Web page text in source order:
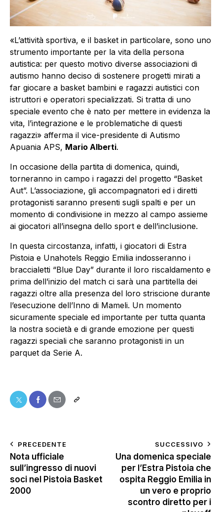
«L’attività sportiva, e il basket in particolare, sono uno
strumento importante per la vita della persona
autistica: per questo motivo diverse associazioni di
autismo hanno deciso di sostenere progetti mirati a
far giocare a basket bambini e ragazzi autistici con
istruttori e operatori specializzati. Si tratta di uno
speciale evento che è nato per mettere in evidenza la
vita, l’integrazione e le problematiche di questi
ragazzi» afferma il vice-presidente di Autismo
Apuania APS, Mario Alberti.
In occasione della partita di domenica, quindi,
torneranno in campo i ragazzi del progetto “Basket
Aut”. L’associazione, gli accompagnatori ed i diretti
protagonisti saranno presenti sugli spalti e per un
momento di condivisione in mezzo al campo assieme
ai giocatori all’insegna dello sport e dell’inclusione.
In questa circostanza, infatti, i giocatori di Estra
Pistoia e Unahotels Reggio Emilia indosseranno i
braccialetti “Blue Day” durante il loro riscaldamento e
prima dell’inizio del match ci sarà una partitella dei
ragazzi oltre alla presenza del loro striscione durante
l’esecuzione dell’Inno di Mameli. Un momento
sicuramente speciale ed importante per tutta quanta
la nostra società e di grande emozione per questi
ragazzi speciali che saranno protagonisti in un
parquet da Serie A.
PRECEDENTE
Nota ufficiale
sull’ingresso di nuovi
soci nel Pistoia Basket
2000
SUCCESSIVO
Una domenica speciale
per l’Estra Pistoia che
ospita Reggio Emilia in
un vero e proprio
scontro diretto per i